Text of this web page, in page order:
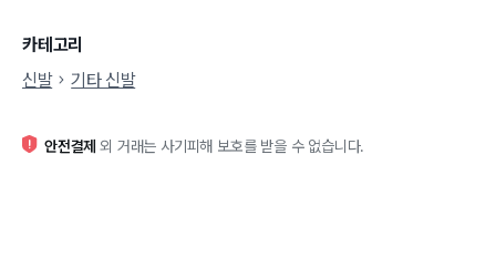
카테고리
신발
기타 신발
안전결제 외 거래는 사기피해 보호를 받을 수 없습니다.